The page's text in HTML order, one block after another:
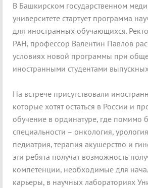
В Башкирском государственном
университете стартует программа
для иностранных обучающихся.
РАН, профессор Валентин Павлов
условиях новой программы при
иностранными студентами
На встрече присутствовали
которые хотят остаться в России и
обучение в ординатуре, где помимо
специальности – онкология,
педиатрия, терапия акушерство и
эти ребята получат возможность
компетенции, необходимые для
карьеры, в научных лабораториях